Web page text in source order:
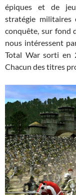
épiques et de
stratégie militaires
conquête, sur fond
nous intéressent
Total War sorti en
Chacun des titres